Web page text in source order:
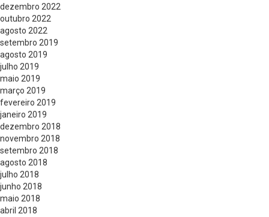
dezembro 2022
outubro 2022
agosto 2022
setembro 2019
agosto 2019
julho 2019
maio 2019
março 2019
fevereiro 2019
janeiro 2019
dezembro 2018
novembro 2018
setembro 2018
agosto 2018
julho 2018
junho 2018
maio 2018
abril 2018